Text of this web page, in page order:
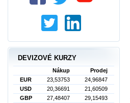
DEVIZOVÉ KURZY
Nákup
Prodej
EUR
23,53753
24,96847
USD
20,36691
21,60509
GBP
27,48407
29,15493